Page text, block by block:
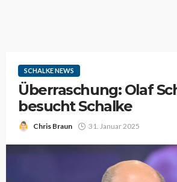
SCHALKE NEWS
Überraschung: Olaf
besucht Schalke
Chris Braun 31. Januar 2025